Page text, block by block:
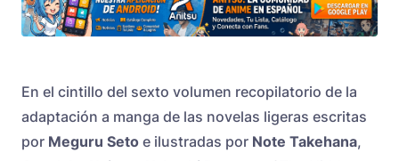
En el cintillo del sexto volumen recopilatorio de la
adaptación a manga de las novelas ligeras escritas
por Meguru Seto e ilustradas por Note Takehana,